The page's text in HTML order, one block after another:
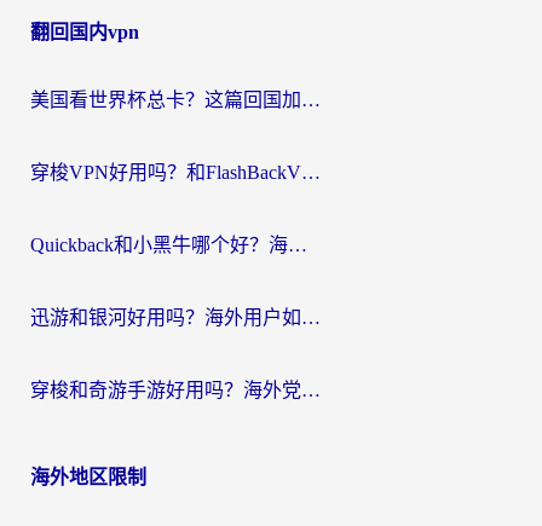
导
翻回国内vpn
美国看世界杯总卡？这篇回国加速器指南帮你无缝刷国内资源（附苹果手机VPN设置步骤）
穿梭VPN好用吗？和FlashBackVPN对比哪个回国效果更好？
Quickback和小黑牛哪个好？海外党亲测指南，选对回国加速器秒回国内
迅游和银河好用吗？海外用户如何选择回国加速器实现无缝访问国内资源
穿梭和奇游手游好用吗？海外党亲测3款回国加速器，附蜜蜂加速器七天试用攻略
海外地区限制